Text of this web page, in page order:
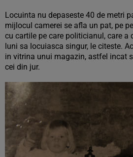
Locuinta nu depaseste 40 de metri
mijlocul camerei se afla un pat, pe
cu cartile pe care politicianul, care a
luni sa locuiasca singur, le citeste.
in vitrina unui magazin, astfel incat
cei din jur.